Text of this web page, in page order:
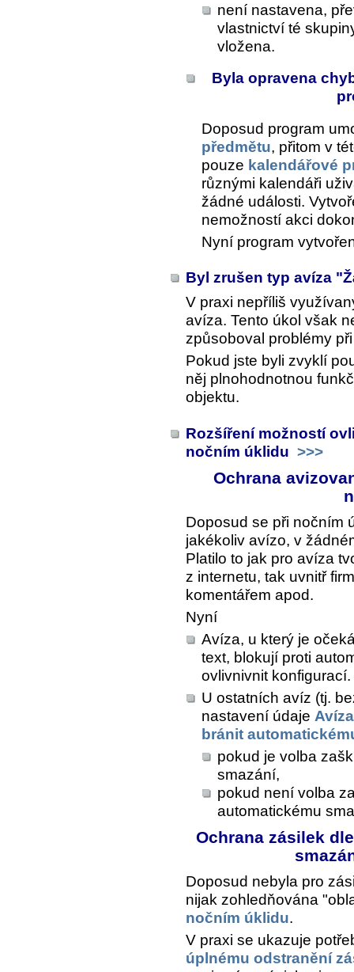
není nastavena,
vlastnictví té
vložena.
Byla opravena
Doposud program
předmětu, přitom v
pouze kalendářové
různými kalendáři
žádné události.
nemožností akci
Nyní program
Byl zrušen typ avíza
V praxi nepříliš
avíza. Tento úkol však
způsoboval problémy
Pokud jste byli zvyklí
něj plnohodnotnou
objektu.
Rozšíření možností
nočním úklidu >>>
Ochrana
Doposud se při nočním
jakékoliv avízo, v
Platilo to jak pro avíza
z internetu, tak uvnitř
komentářem apod.
Nyní
Avíza, u který je
text, blokují proti
ovlivnivnit konfigurací.
U ostatních avíz (tj.
nastavení údaje
bránit
pokud je volba
smazání,
pokud není volba
automatickému
Ochrana zásilek
Doposud nebyla pro
nijak zohledňována
nočním úklidu.
V praxi se ukazuje
úplnému odstranění